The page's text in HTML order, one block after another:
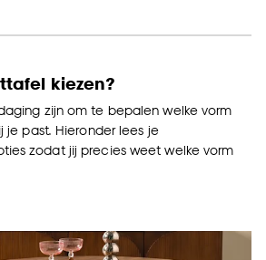
kiezen?
zijn om te bepalen welke vorm
past. Hieronder lees je
zodat jij precies weet welke vorm